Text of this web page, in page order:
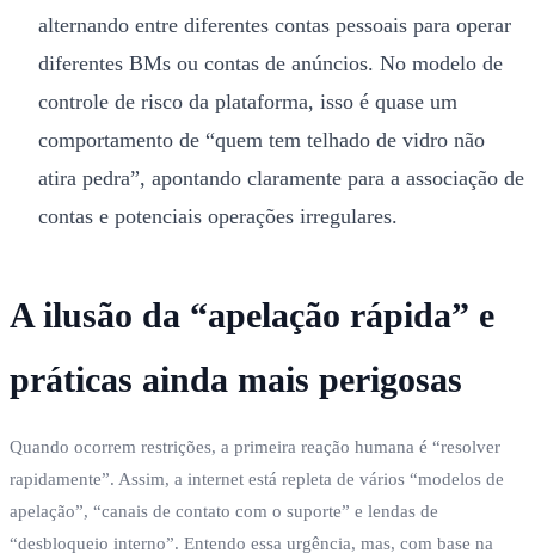
alternando entre diferentes contas pessoais para operar
diferentes BMs ou contas de anúncios. No modelo de
controle de risco da plataforma, isso é quase um
comportamento de “quem tem telhado de vidro não
atira pedra”, apontando claramente para a associação de
contas e potenciais operações irregulares.
A ilusão da “apelação rápida” e
práticas ainda mais perigosas
Quando ocorrem restrições, a primeira reação humana é “resolver
rapidamente”. Assim, a internet está repleta de vários “modelos de
apelação”, “canais de contato com o suporte” e lendas de
“desbloqueio interno”. Entendo essa urgência, mas, com base na